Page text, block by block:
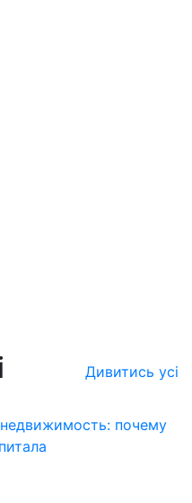
Дивитись усі
почему